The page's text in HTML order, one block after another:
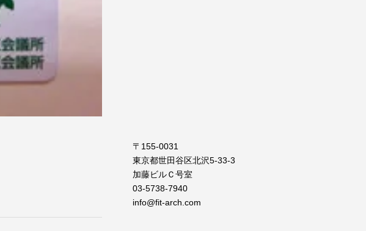
〒155-0031
東京都世田谷区北沢5-33-3
加藤ビルＣ号室
03-5738-7940
info@fit-arch.com